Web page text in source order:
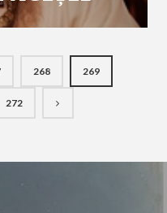
268 269
272